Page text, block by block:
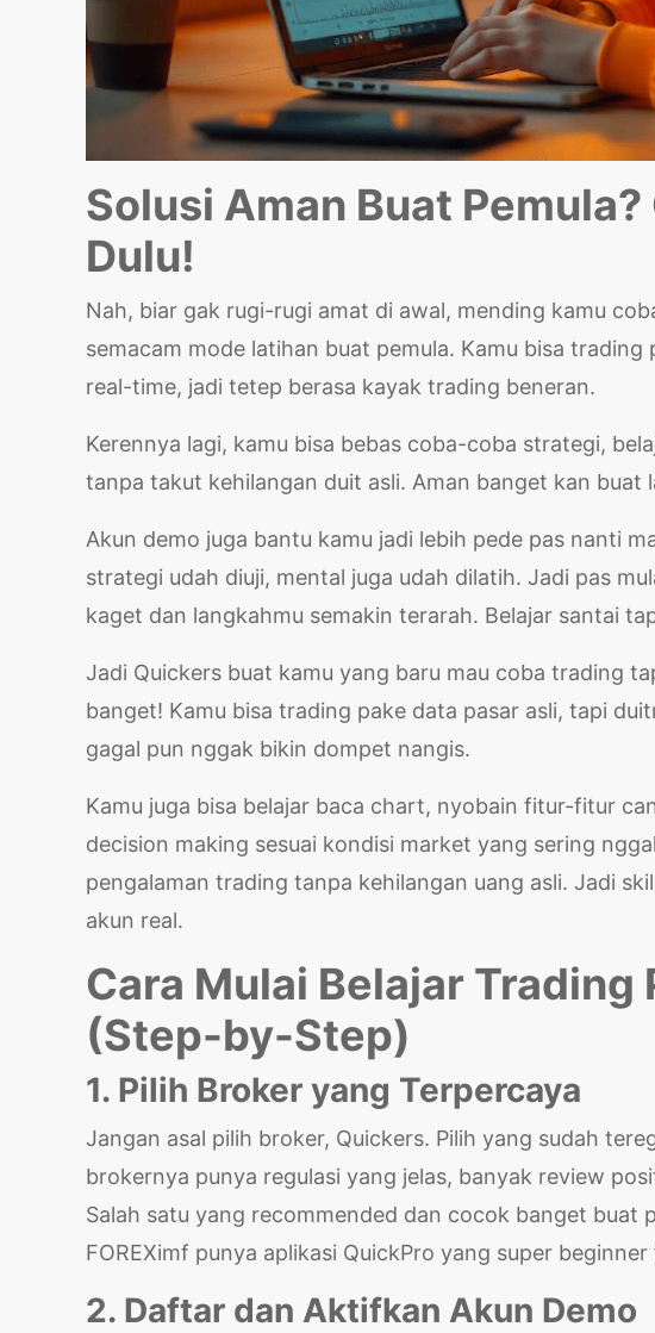
Solusi Aman Buat
Dulu!
Nah, biar gak rugi-rugi amat di awal, mending kamu
semacam mode latihan buat pemula. Kamu bisa
real-time, jadi tetep berasa kayak trading beneran.
Kerennya lagi, kamu bisa bebas coba-coba strategi,
tanpa takut kehilangan duit asli. Aman banget kan buat
Akun demo juga bantu kamu jadi lebih pede pas nanti
strategi udah diuji, mental juga udah dilatih. Jadi pas
kaget dan langkahmu semakin terarah. Belajar santai
Jadi Quickers buat kamu yang baru mau coba trading
banget! Kamu bisa trading pake data pasar asli, tapi
gagal pun nggak bikin dompet nangis.
Kamu juga bisa belajar baca chart, nyobain fitur-fitur
decision making sesuai kondisi market yang sering
pengalaman trading tanpa kehilangan uang asli. Jadi
akun real.
Cara Mulai Belajar Trading
(Step-by-Step)
1. Pilih Broker yang Terpercaya
Jangan asal pilih broker, Quickers. Pilih yang sudah
brokernya punya regulasi yang jelas, banyak review
Salah satu yang recommended dan cocok banget buat
FOREXimf punya aplikasi QuickPro yang super
2. Daftar dan Aktifkan Akun Demo